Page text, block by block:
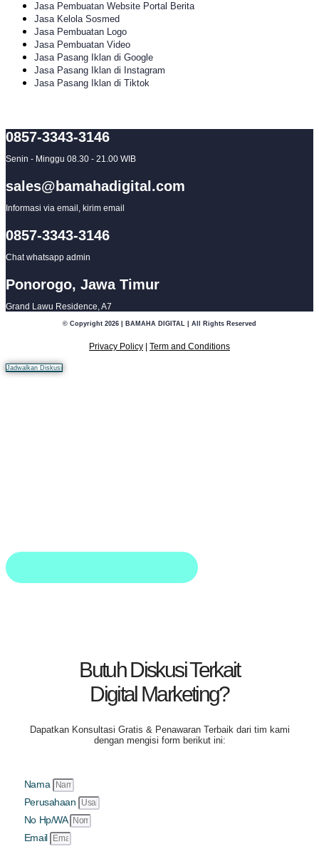
Jasa Pembuatan Website Portal Berita
Jasa Kelola Sosmed
Jasa Pembuatan Logo
Jasa Pembuatan Video
Jasa Pasang Iklan di Google
Jasa Pasang Iklan di Instagram
Jasa Pasang Iklan di Tiktok
0857-3343-3146
Senin - Minggu 08.30 - 21.00 WIB
sales@bamahadigital.com
Informasi via email, kirim email
0857-3343-3146
Chat whatsapp admin
Ponorogo, Jawa Timur
Grand Lawu Residence, A7
© Copyright 2026 | BAMAHA DIGITAL | All Rights Reserved
Privacy Policy Term and Conditions
Jadwalkan Diskusi
Butuh Diskusi Terkait
Digital Marketing?
Dapatkan Konsultasi Gratis & Penawaran Terbaikdari tim kami
dengan mengisi form berikut ini:
Nama
Perusahaan
No Hp/WA
Email